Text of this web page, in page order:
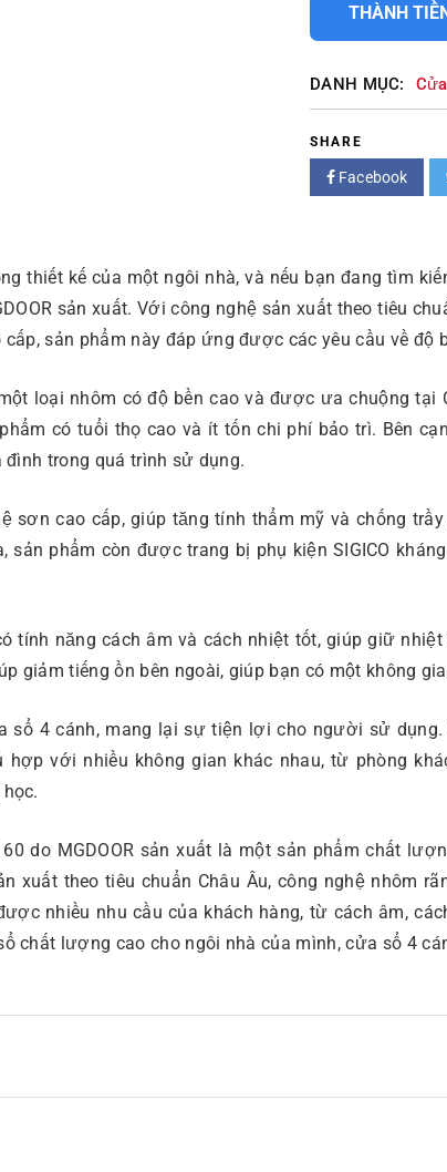
THÀNH
DANH MỤC:
SHARE
Facebook
thiết kế của một ngôi nhà, và nếu bạn đang tìm
sản xuất. Với công nghệ sản xuất theo tiêu
sản phẩm này đáp ứng được các yêu cầu về độ
loại nhôm có độ bền cao và được ưa chuộng tại
có tuổi thọ cao và ít tốn chi phí bảo trì. Bên
trong quá trình sử dụng.
sơn cao cấp, giúp tăng tính thẩm mỹ và chống
sản phẩm còn được trang bị phụ kiện SIGICO
tính năng cách âm và cách nhiệt tốt, giúp giữ
giảm tiếng ồn bên ngoài, giúp bạn có một không
sổ 4 cánh, mang lại sự tiện lợi cho người sử
hợp với nhiều không gian khác nhau, từ phòng
do MGDOOR sản xuất là một sản phẩm chất
xuất theo tiêu chuẩn Châu Âu, công nghệ nhôm
nhiều nhu cầu của khách hàng, từ cách âm,
chất lượng cao cho ngôi nhà của mình, cửa sổ 4